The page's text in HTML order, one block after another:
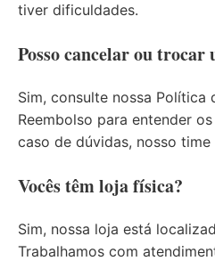
tiver dificuldades.
Posso cancelar ou trocar
Sim, consulte nossa Política
Reembolso para entender
caso de dúvidas, nosso
Vocês têm loja física?
Sim, nossa loja está
Trabalhamos com